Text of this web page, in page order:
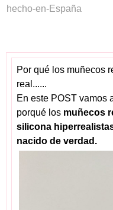
hecho-en-España
Por qué los muñecos
real......
En este POST vamos
porqué los muñecos
silicona
nacido de verdad.